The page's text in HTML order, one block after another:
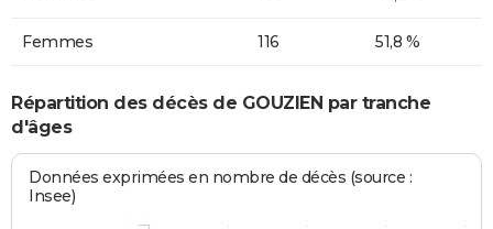
Femmes 116 51,8 %
Répartition des décès de GOUZIEN par tranche
d'âges
Données exprimées en nombre de décès (source :
Insee)